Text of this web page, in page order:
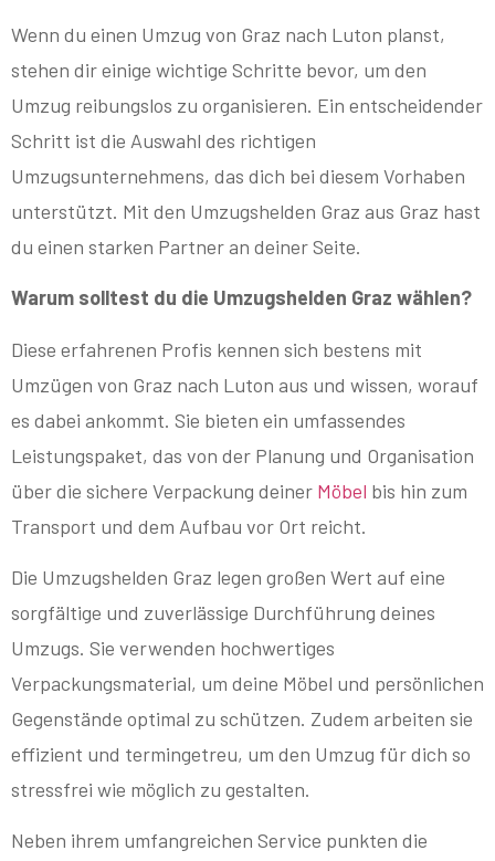
Wenn du einen Umzug von Graz nach Luton planst,
stehen dir einige wichtige Schritte bevor, um den
Umzug reibungslos zu organisieren. Ein entscheidender
Schritt ist die Auswahl des richtigen
Umzugsunternehmens, das dich bei diesem Vorhaben
unterstützt. Mit den Umzugshelden Graz aus Graz hast
du einen starken Partner an deiner Seite.
Warum solltest du die Umzugshelden Graz wählen?
Diese erfahrenen Profis kennen sich bestens mit
Umzügen von Graz nach Luton aus und wissen, worauf
es dabei ankommt. Sie bieten ein umfassendes
Leistungspaket, das von der Planung und Organisation
über die sichere Verpackung deiner Möbel bis hin zum
Transport und dem Aufbau vor Ort reicht.
Die Umzugshelden Graz legen großen Wert auf eine
sorgfältige und zuverlässige Durchführung deines
Umzugs. Sie verwenden hochwertiges
Verpackungsmaterial, um deine Möbel und persönlichen
Gegenstände optimal zu schützen. Zudem arbeiten sie
effizient und termingetreu, um den Umzug für dich so
stressfrei wie möglich zu gestalten.
Neben ihrem umfangreichen Service punkten die